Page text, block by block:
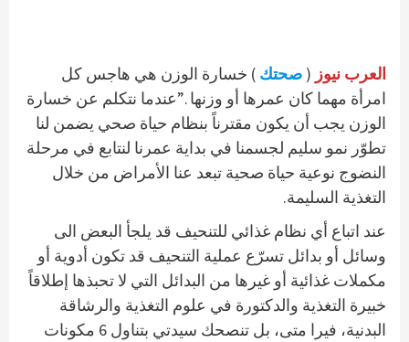
العرب نيوز ( صحتك ) خسارة الوزن هي هاجس كل
امرأة مهما كان عمرها أو وزنها .”عندما نتكلم عن خسارة
الوزن يجب أن يكون مقترناً بنظام حياة صحي يضمن لنا
تطوّر نمو سليم لجسمنا في بداية عمرنا لنتابع في مرحلة
النضوج نوعية حياة صحية تبعد عنا الأمراض من خلال
التغذية السليمة.
عند اتباع أي نظام غذائي للتنحيف قد يلجأ البعض الى
وسائل أو بدائل تسرّع عملية التنحيف قد تكون أدوية أو
مكملات غذائية أو غيرها من البدائل التي لا تحبذها إطلاقاً
خبيرة التغذية والدكتورة في علوم التغذية والرشاقة
البدنية، فيرا متى، بل تنصحك سيدتي بتناول 6 مكونات